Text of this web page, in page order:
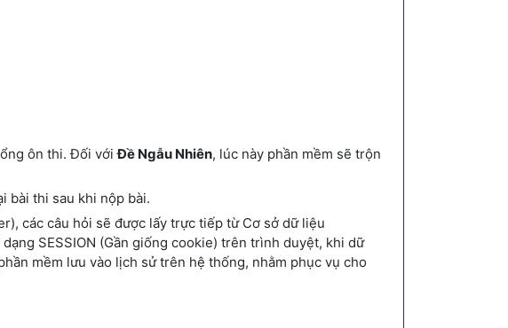
ôn thi. Đối vớiĐề Ngẫu Nhiên, lúc này phần mềm sẽ trộn
bài thi sau khi nộp bài.
các câu hỏi sẽ được lấy trực tiếp từ Cơ sở dữ liệu
SESSION (Gần giống cookie) trên trình duyệt, khi dữ
mềm lưu vào lịch sử trên hệ thống, nhằm phục vụ cho